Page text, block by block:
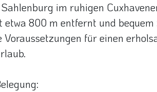
im ruhigen
800 m entfernt und bequem
für einen